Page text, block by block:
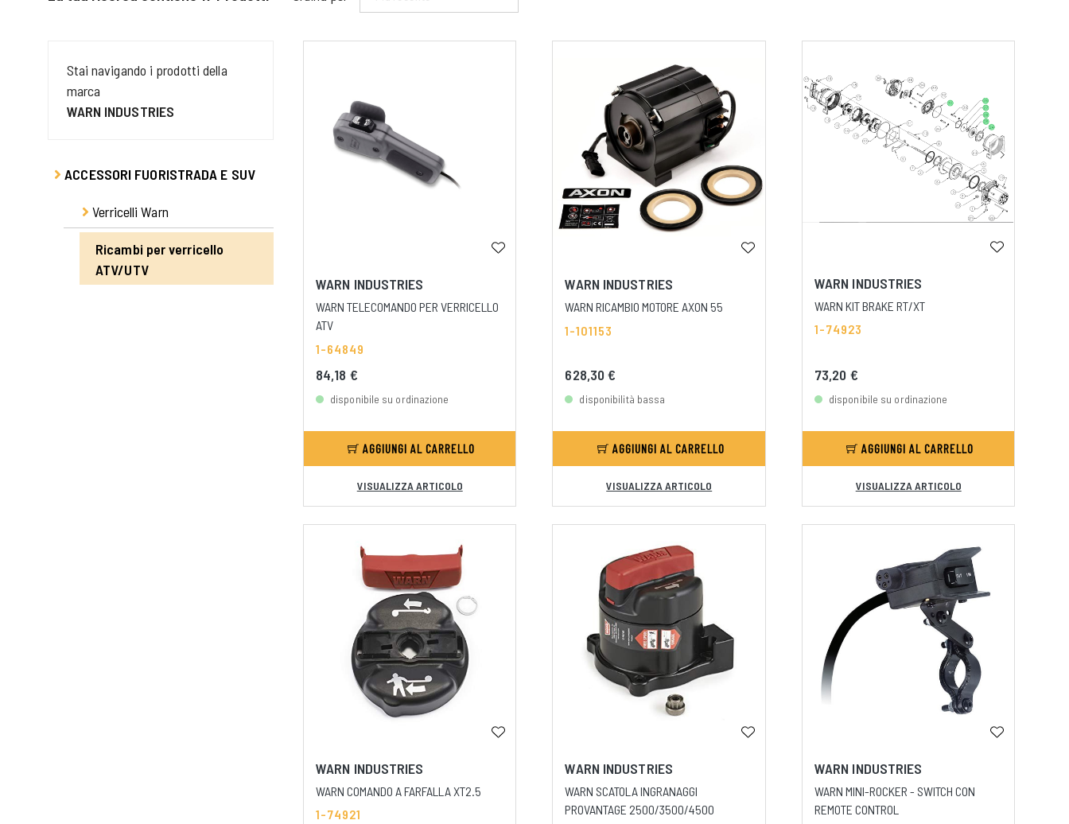
Stai navigando i prodotti della
marca
WARN INDUSTRIES
ACCESSORI FUORISTRADA E SUV
Verricelli Warn
Ricambi per verricello
ATV/UTV
WARN INDUSTRIES
WARN TELECOMANDO PER VERRICELLO
ATV
1-64849
84,18 €
disponibile su ordinazione
AGGIUNGI AL CARRELLO
VISUALIZZA ARTICOLO
WARN INDUSTRIES
WARN RICAMBIO MOTORE AXON 55
1-101153
628,30 €
disponibilità bassa
AGGIUNGI AL CARRELLO
VISUALIZZA ARTICOLO
WARN INDUSTRIES
WARN KIT BRAKE RT/XT
1-74923
73,20 €
disponibile su ordinazione
AGGIUNGI AL CARRELLO
VISUALIZZA ARTICOLO
WARN INDUSTRIES
WARN COMANDO A FARFALLA XT2.5
1-74921
WARN INDUSTRIES
WARN SCATOLA INGRANAGGI
PROVANTAGE 2500/3500/4500
WARN INDUSTRIES
WARN MINI-ROCKER - SWITCH CON
REMOTE CONTROL